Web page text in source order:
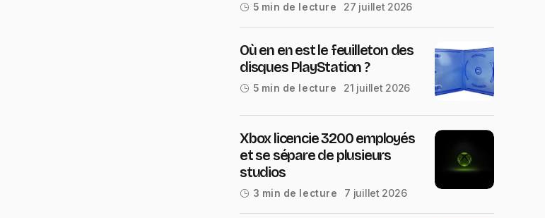
5 min de lecture 27 juillet 2026
Où en en est le feuilleton des
disques PlayStation ?
5 min de lecture 21 juillet 2026
Xbox licencie 3200 employés
et se sépare de plusieurs
studios
3 min de lecture 7 juillet 2026